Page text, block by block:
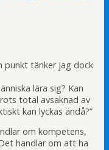
punkt tänker jag dock
lära sig? Kan
total avsaknad av
kan lyckas ändå?”
om kompetens,
handlar om att ha